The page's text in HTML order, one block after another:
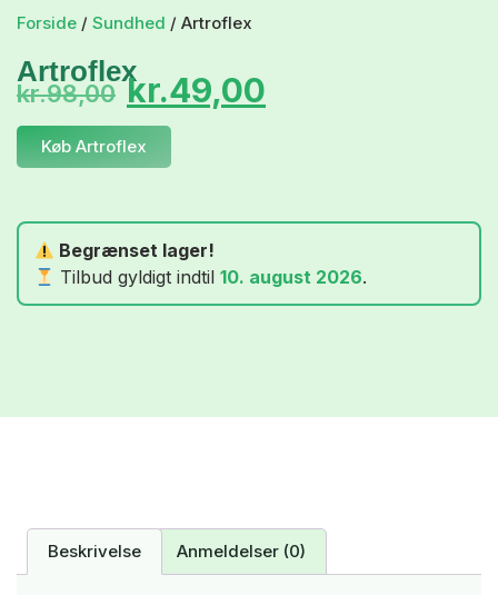
Forside / Sundhed / Artroflex
Artroflex
kr.98,00 kr.49,00
Køb Artroflex
Begrænset lager!
Tilbud gyldigt indtil10. august 2026.
Beskrivelse Anmeldelser (0)